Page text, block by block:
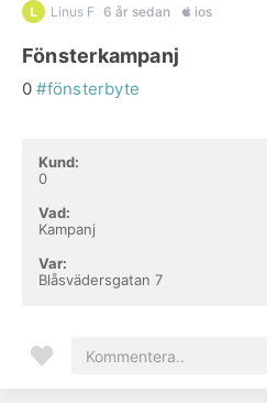
Linus F 6 år sedan ios
Fönsterkampanj
0#fönsterbyte
Kund:
0
Vad:
Kampanj
Var:
Blåsvädersgatan 7